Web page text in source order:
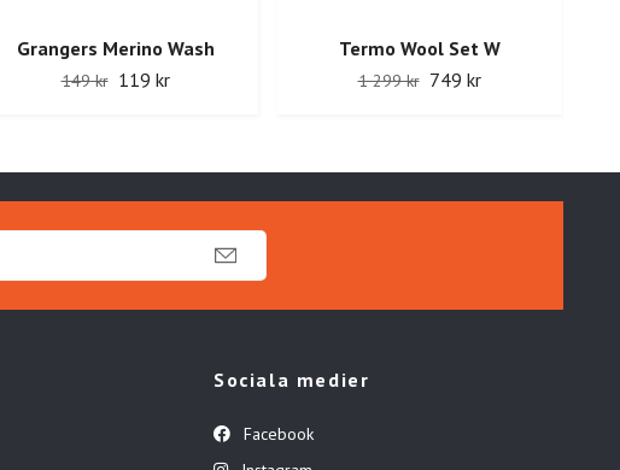
Grangers Merino Wash
149 kr 119 kr
Termo Wool Set W
1 299 kr 749 kr
Sociala medier
Facebook